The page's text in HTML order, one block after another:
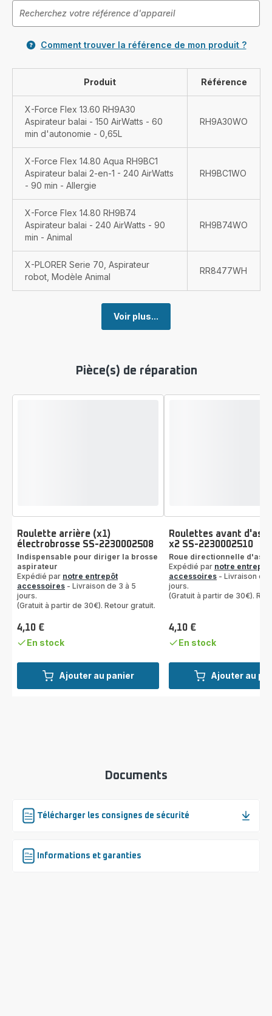
Comment trouver la référence de mon produit ?
Produit Référence
X-Force Flex 13.60 RH9A30
Aspirateur balai - 150 AirWatts - 60
min d'autonomie - 0,65L
RH9A30WO
X-Force Flex 14.80 Aqua RH9BC1
Aspirateur balai 2-en-1 - 240 AirWatts
- 90 min - Allergie
RH9BC1WO
X-Force Flex 14.80 RH9B74
Aspirateur balai - 240 AirWatts - 90
min - Animal
RH9B74WO
X-PLORER Serie 70, Aspirateur
robot, Modèle Animal
RR8477WH
Voir plus...
Pièce(s) de réparation
Ajouter au panier
Roulette arrière (x1)
électrobrosse SS-2230002508
Indispensable pour diriger la brosse
aspirateur
Expédié par notre entrepôt
accessoires - Livraison de 3 à 5
jours.
(Gratuit à partir de 30€). Retour gratuit.
Prix
4,10 €
En stock
Ajouter au
Roulettes avant
x2 SS-2230002510
Roue directionnelle
Expédié par notre entrepôt
accessoires - Livraison de
jours.
(Gratuit à partir de 30€).
Prix
4,10 €
En stock
Documents
Télécharger les consignes de sécurité
Informations et garanties